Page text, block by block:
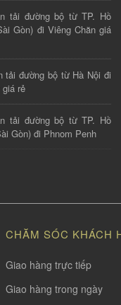
tải đường bộ từ TP. Hồ
Gòn) đi Viêng Chăn giá
tải đường bộ từ Hà Nội đi
giá rẻ
tải đường bộ từ TP. Hồ
Gòn) đi Phnom Penh
CHĂM SÓC KHÁCH
Giao hàng trực tiếp
Giao hàng trong ngày